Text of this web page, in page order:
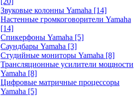
Звуковые колонны Yamaha [14]
Настенные громкоговорители Yamaha
[14]
Спикерфоны Yamaha [5]
Саундбары Yamaha [3]
Студийные мониторы Yamaha [8]
Трансляционные усилители мощности
Yamaha [8]
Цифровые матричные процессоры
Yamaha [5]